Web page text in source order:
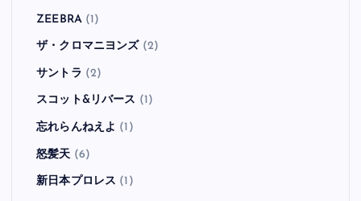
ZEEBRA(1)
ザ・クロマニヨンズ (2)
サントラ (2)
スコット&リバース (1)
忘れらんねえよ (1)
怒髪天 (6)
新日本プロレス (1)